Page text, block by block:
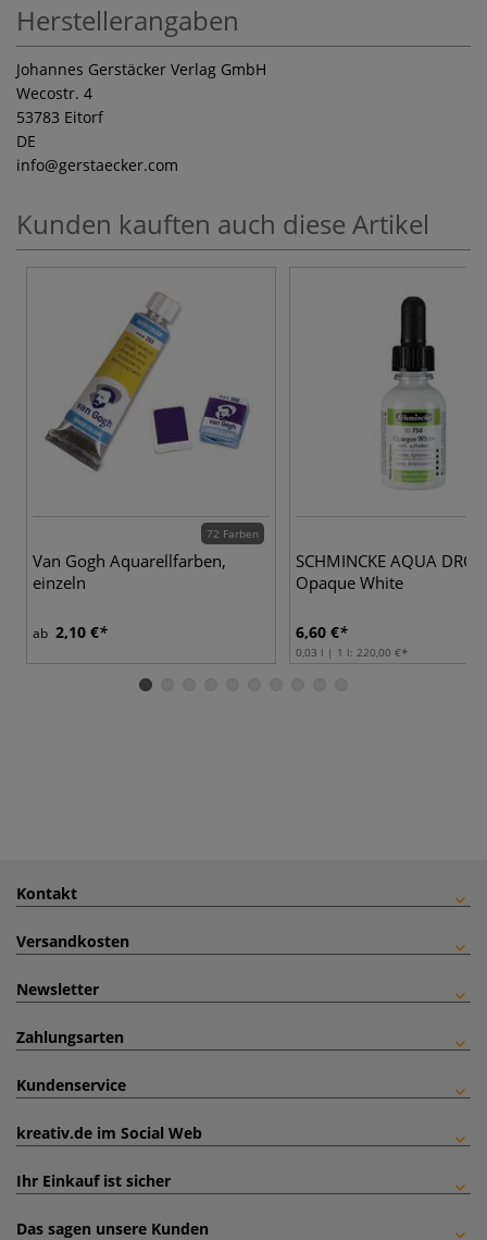
Herstellerangaben
Johannes Gerstäcker Verlag GmbH
Wecostr. 4
53783 Eitorf
DE
info@gerstaecker.com
Kunden kauften auch diese Artikel
72 Farben
Van Gogh Aquarellfarben,
einzeln
ab 2,10 €
SCHMINCKE AQUA DROP
Opaque White
6,60 €
0,03 l | 1 l: 220,00 €
Kontakt
Versandkosten
Newsletter
Zahlungsarten
Kundenservice
kreativ.de im Social Web
Ihr Einkauf ist sicher
Das sagen unsere Kunden